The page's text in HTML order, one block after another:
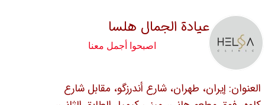
العنوان: إيران، طهران، شارع أندرزگو، مقابل شارع
عيادة الجمال هلسا
اصبحوا أجمل معنا